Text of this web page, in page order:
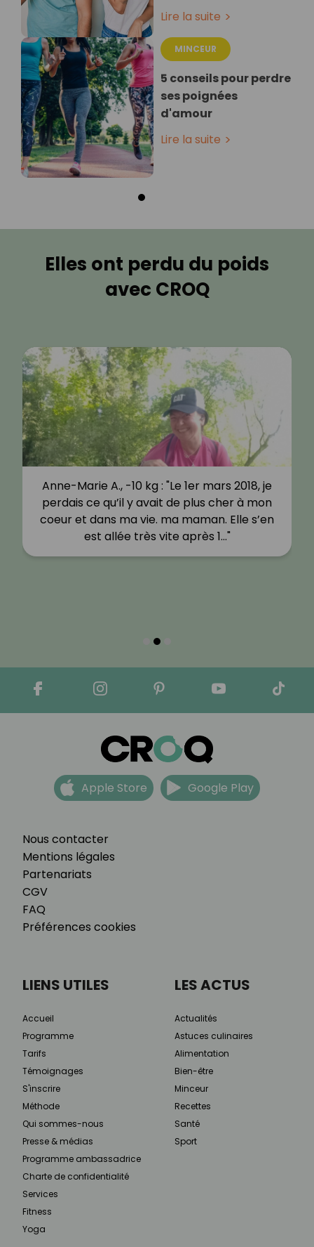
Lire la suite
MINCEUR
5 conseils pour perdre
ses poignées
d'amour
Lire la suite
Elles ont perdu du poids
avec CROQ
Anne-Marie A., -10 kg : "Le 1er mars 2018, je
perdais ce qu’il y avait de plus cher à mon
coeur et dans ma vie. ma maman. Elle s’en
est allée très vite après 1…"
Nous contacter
Mentions légales
Partenariats
CGV
FAQ
Préférences cookies
Apple Store Google Play
LIENS UTILES
Accueil
Programme
Tarifs
Témoignages
S'inscrire
Méthode
Qui sommes-nous
Presse & médias
Programme ambassadrice
Charte de confidentialité
Services
Fitness
Yoga
LES ACTUS
Actualités
Astuces culinaires
Alimentation
Bien-être
Minceur
Recettes
Santé
Sport